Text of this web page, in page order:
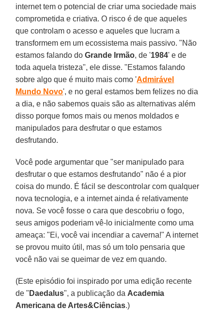
internet tem o potencial de criar uma sociedade mais
comprometida e criativa. O risco é de que aqueles
que controlam o acesso e aqueles que lucram a
transformem em um ecossistema mais passivo. "Não
estamos falando doGrande Irmão, de '1984' e de
toda aquela tristeza", ele disse. "Estamos falando
sobre algo que é muito mais como 'Admirável
Mundo Novo', e no geral estamos bem felizes no dia
a dia, e não sabemos quais são as alternativas além
disso porque fomos mais ou menos moldados e
manipulados para desfrutar o que estamos
desfrutando.
Você pode argumentar que "ser manipulado para
desfrutar o que estamos desfrutando" não é a pior
coisa do mundo. É fácil se descontrolar com qualquer
nova tecnologia, e a internet ainda é relativamente
nova. Se você fosse o cara que descobriu o fogo,
seus amigos poderiam vê-lo inicialmente como uma
ameaça: "Ei, você vai incendiar a caverna!" A internet
se provou muito útil, mas só um tolo pensaria que
você não vai se queimar de vez em quando.
(Este episódio foi inspirado por uma edição recente
de " Daedalus", a publicação da Academia
Americana de Artes&Ciências.)